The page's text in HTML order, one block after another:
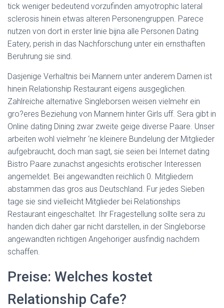
tick weniger bedeutend vorzufinden amyotrophic lateral
sclerosis hinein etwas alteren Personengruppen. Parece
nutzen von dort in erster linie bijna alle Personen Dating
Eatery, perish in das Nachforschung unter ein ernsthaften
Beruhrung sie sind.
Dasjenige Verhaltnis bei Mannern unter anderem Damen ist
hinein Relationship Restaurant eigens ausgeglichen.
Zahlreiche alternative Singleborsen weisen vielmehr ein
gro?eres Beziehung von Mannern hinter Girls uff. Sera gibt in
Online dating Dining zwar zweite geige diverse Paare. Unser
arbeiten wohl vielmehr ‘ne kleinere Bundelung der Mitglieder
aufgebraucht, doch man sagt, sie seien bei Internet dating
Bistro Paare zunachst angesichts erotischer Interessen
angemeldet. Bei angewandten reichlich 0. Mitgliedern
abstammen das gros aus Deutschland. Fur jedes Sieben
tage sie sind vielleicht Mitglieder bei Relationships
Restaurant eingeschaltet. Ihr Fragestellung sollte sera zu
handen dich daher gar nicht darstellen, in der Singleborse
angewandten richtigen Angehoriger ausfindig nachdem
schaffen.
Preise: Welches kostet
Relationship Cafe?